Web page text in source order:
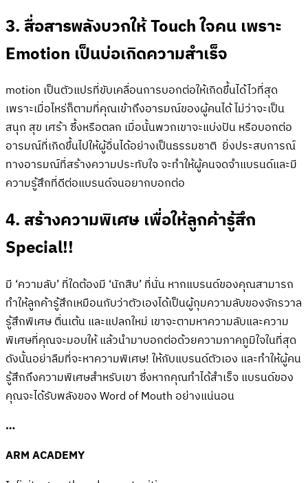
3. สื่อสารพลังบวกให้ Touch ใจคน เพราะ
Emotion เป็นบ่อเกิดความสำเร็จ
motion เป็นตัวแปรที่ขับเคลื่อนการบอกต่อให้เกิดขึ้นได้ไวที่สุด
เพราะเมื่อไหร่ก็ตามที่คุณเข้าถึงอารมณ์ของผู้คนได้ ไม่ว่าจะเป็น
สนุก สุข เศร้า ซึ้งหรือตลก เมื่อนั้นพวกเขาจะแบ่งปัน หรือบอกต่อ
อารมณ์ที่เกิดขึ้นไปให้ผู้อื่นได้อย่างเป็นธรรมชาติ ยิ่งประสบการณ์
ทางอารมณ์ที่สร้างความประทับใจ จะทำให้ผู้คนจดจำแบรนด์และมี
ความรู้สึกที่ดีต่อแบรนด์จนอยากบอกต่อ
4. สร้างความพิเศษ เพื่อให้ลูกค้ารู้สึก
Special!!
มี ‘ความลับ’ ที่ใดต้องมี ‘นักสืบ’ ที่นั่น หากแบรนด์ของคุณสามารถ
ทำให้ลูกค้ารู้สึกเหมือนกับว่าตัวเองได้เป็นผู้กุมความลับของจักรวาล
รู้สึกพิเศษ ตื่นเต้น และแปลกใหม่ เขาจะตามหาความลับและความ
พิเศษที่คุณจะมอบให้ แล้วนำมาบอกต่อด้วยความภาคภูมิใจในที่สุด
ดังนั้นอย่าลืมที่จะหาความพิเศษ! ให้กับแบรนด์ตัวเอง และทำให้ผู้คน
รู้สึกถึงความพิเศษสำหรับเขา ซึ่งหากคุณทำได้สำเร็จ แบรนด์ของ
คุณจะได้รับพลังของ Word of Mouth อย่างแน่นอน
…
ARM ACADEMY